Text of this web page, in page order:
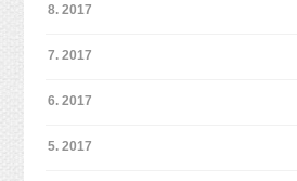
8. 2017
7. 2017
6. 2017
5. 2017